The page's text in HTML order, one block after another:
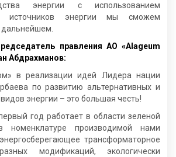
энергии с использованием
источников энергии мы сможем
дальнейшем.
правления АО «Аlageum
Абдрахманов:
в реализации идей Лидера нации
по развитию альтернативных и
энергии – это большая честь!
год работает в области зеленой
номенклатуре производимой нами
трансформаторное
модификаций, экологически